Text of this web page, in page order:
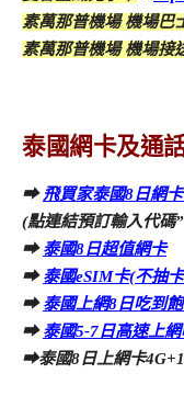
素萬那普機場 機場巴
素萬那普機場 機場接
泰國網卡及通
➡飛買家泰國8日網
(點連結預訂輸入代碼
➡泰國8日超值網卡
➡泰國eSIM卡(不抽
➡泰國上網8日吃到
➡泰國5-7日高速上
➡泰國8日上網卡